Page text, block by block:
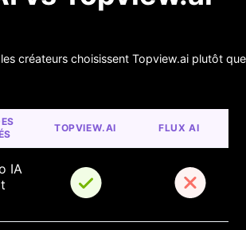
créateurs choisissent Topview.ai plutôt que
TOPVIEW.AI FLUX AI
IA